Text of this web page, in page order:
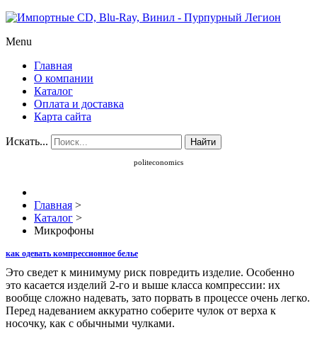
Menu
Главная
О компании
Каталог
Оплата и доставка
Карта сайта
Искать... Найти
politeconomics
Главная >
Каталог >
Микрофоны
как одевать компрессионное белье
Это сведет к минимуму риск повредить изделие. Особенно
это касается изделий 2-го и выше класса компрессии: их
вообще сложно надевать, зато порвать в процессе очень легко.
Перед надеванием аккуратно соберите чулок от верха к
носочку, как с обычными чулками.